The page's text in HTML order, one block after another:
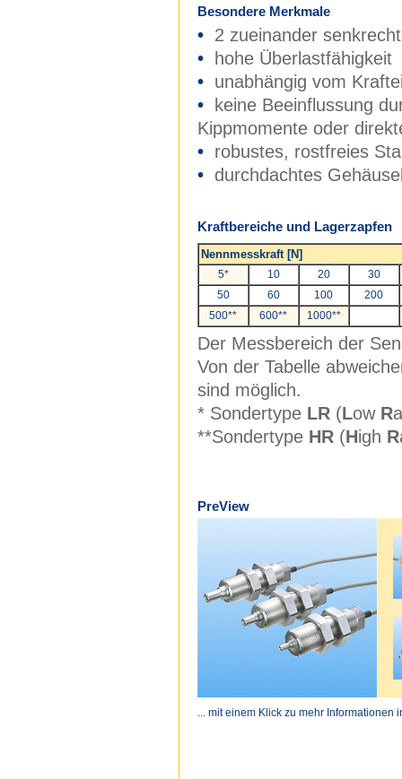
Besondere Merkmale
• 2 zueinander
• hohe Überlastfähigkeit
• unabhängig vom
•
keine Beeinflussung
Kippmomente oder
• robustes, rostfreies
• durchdachtes
Kraftbereiche und Lagerzapfen
Nennmesskraft [N]
5* 10 20
30
50
60 100
200
500**
600** 1000**
Der Messbereich der
Von der Tabelle
sind möglich.
* Sondertype LR (Low R
**Sondertype HR (High R
PreView
... mit einem Klick zu mehr Informationen